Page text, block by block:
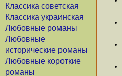
Классика советская
Классика украинская
Любовные романы
Любовные
исторические романы
Любовные короткие
романы